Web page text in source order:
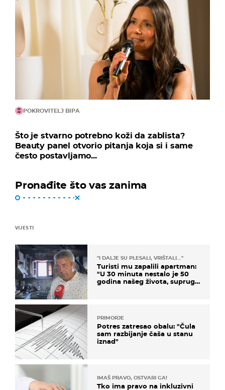
POKROVITELJ BIPA
Što je stvarno potrebno koži da zablista?
Beauty panel otvorio pitanja koja si i same
često postavljamo...
Pronađite što vas zanima
VIJESTI
"I DALJE SU PLESALI, VRIŠTALI..."
Turisti mu zapalili apartman:
"U 30 minuta nestalo je 50
godina našeg života, supruga
PRIMORJE
Potres zatresao obalu: "Čula
sam razbijanje čaša u stanu
iznad"
IMAŠ PRAVO, OSTVARI GA!
Tko ima pravo na inkluzivni